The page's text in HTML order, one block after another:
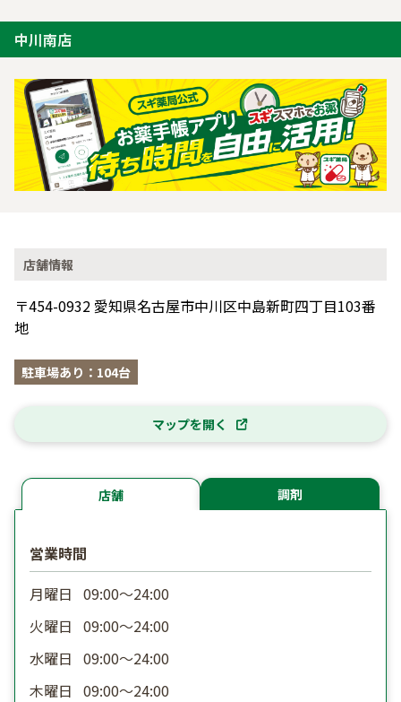
中川南店
店舗情報
〒454-0932 愛知県名古屋市中川区中島新町四丁目103番
地
駐車場あり：104台
マップを開く
店舗 調剤
営業時間
月曜日 09:00〜24:00
火曜日 09:00〜24:00
水曜日 09:00〜24:00
木曜日 09:00〜24:00